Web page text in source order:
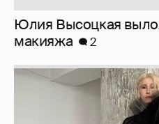
Юлия Высоцкая
макияжа
2